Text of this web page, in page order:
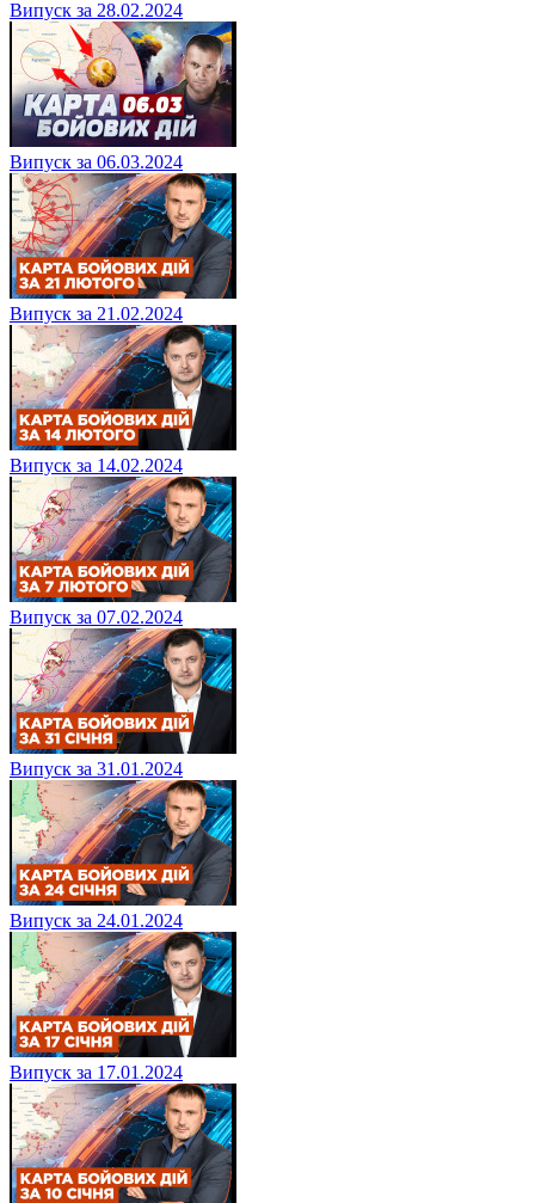
Випуск за 28.02.2024
Випуск за 06.03.2024
Випуск за 21.02.2024
Випуск за 14.02.2024
Випуск за 07.02.2024
Випуск за 31.01.2024
Випуск за 24.01.2024
Випуск за 17.01.2024